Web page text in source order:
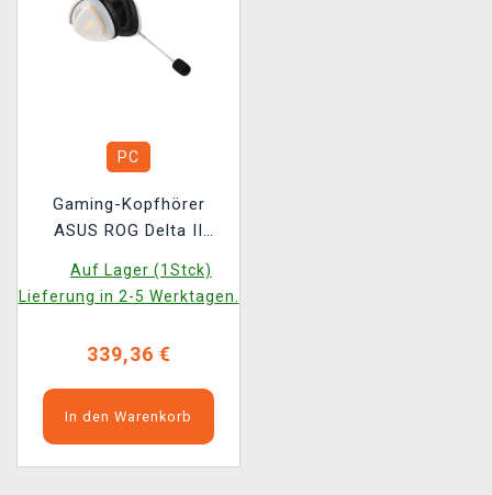
PC
Gaming-Kopfhörer
ASUS ROG Delta II
Productions
Auf Lager (1Stck)
Lieferung in 2-5 Werktagen.
339,36 €
In den Warenkorb